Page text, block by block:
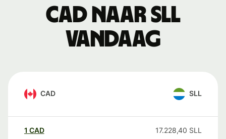
CAD naar SLL
vandaag
CAD SLL
1 CAD 17.228,40 SLL